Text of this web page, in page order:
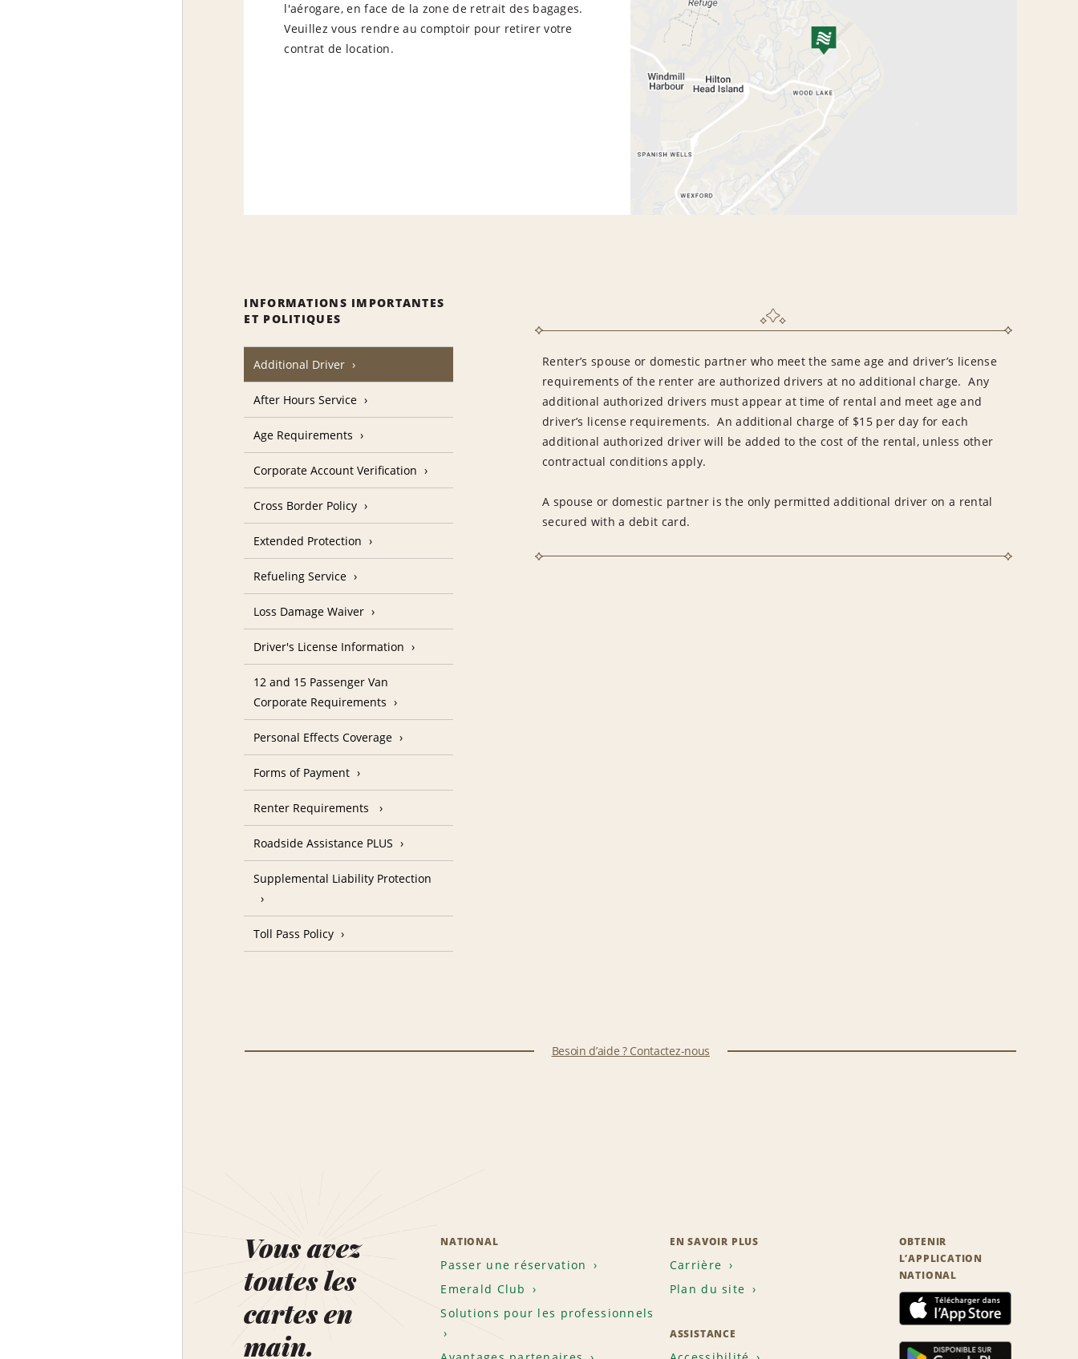
l'aérogare, en face de la zone de retrait des bagages.
Veuillez vous rendre au comptoir pour retirer votre
contrat de location.
INFORMATIONS IMPORTANTES
ET POLITIQUES
Additional Driver
Renter’s spouse or domestic partner who meet the same age and driver’s license
requirements of the renter are authorized drivers at no additional charge. Any
additional authorized drivers must appear at time of rental and meet age and
driver’s license requirements. An additional charge of $15 per day for each
additional authorized driver will be added to the cost of the rental, unless other
contractual conditions apply.
A spouse or domestic partner is the only permitted additional driver on a rental
secured with a debit card.
After Hours Service
Age Requirements
Corporate Account Verification
Cross Border Policy
Extended Protection
Refueling Service
Loss Damage Waiver
Driver's License Information
12 and 15 Passenger Van
Corporate Requirements
Personal Effects Coverage
Forms of Payment
Renter Requirements
Roadside Assistance PLUS
Supplemental Liability Protection
Toll Pass Policy
Besoin d’aide ? Contactez-nous
Vous avez
toutes les
cartes en
main.
NATIONAL
Passer une réservation
Emerald Club
Solutions pour les professionnels
EN SAVOIR PLUS
Carrière
Plan du site
ASSISTANCE
OBTENIR
L’APPLICATION
NATIONAL